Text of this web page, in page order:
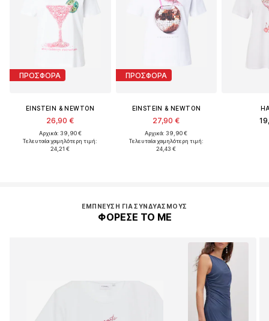
ΠΡΟΣΦΟΡΑ
EINSTEIN & NEWTON
26,90 €
Αρχικά: 39,90 €
Τελευταία χαμηλότερη τιμή:
24,21 €
ΠΡΟΣΦΟΡΑ
EINSTEIN & NEWTON
27,90 €
Αρχικά: 39,90 €
Τελευταία χαμηλότερη τιμή:
24,43 €
ΈΜΠΝΕΥΣΗ ΓΙΑ ΣΥΝΔΥΑΣΜΟΎΣ
ΦΟΡΕΣΕ ΤΟ ΜΕ